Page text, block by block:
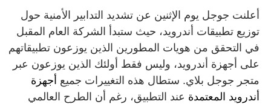
أعلنت جوجل يوم الإثنين عن تشديد التدابير الأمنية حول
توزيع تطبيقات أندرويد، حيث ستبدأ الشركة العام المقبل
في التحقق من هويات المطورين الذين يوزعون تطبيقاتهم
على أجهزة أندرويد، وليس فقط أولئك الذين يوزعون عبر
متجر جوجل بلاي. ستطال هذه التغييرات جميع أجهزة
أندرويد المعتمدة عند التطبيق، رغم أن الطرح العالمي